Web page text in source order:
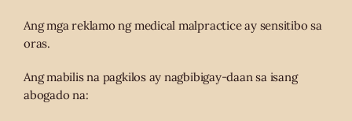
Ang mga reklamo ng medical malpractice ay sensitibo sa
oras.
Ang mabilis na pagkilos ay nagbibigay-daan sa isang
abogado na: